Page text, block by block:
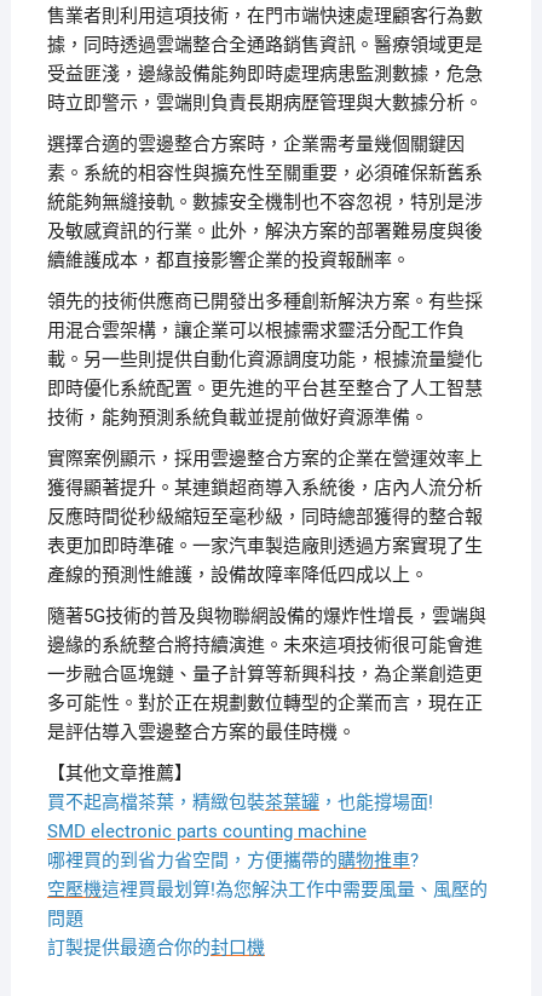
售業者則利用這項技術，在門市端快速處理顧客行為數
據，同時透過雲端整合全通路銷售資訊。醫療領域更是
受益匪淺，邊緣設備能夠即時處理病患監測數據，危急
時立即警示，雲端則負責長期病歷管理與大數據分析。
選擇合適的雲邊整合方案時，企業需考量幾個關鍵因
素。系統的相容性與擴充性至關重要，必須確保新舊系
統能夠無縫接軌。數據安全機制也不容忽視，特別是涉
及敏感資訊的行業。此外，解決方案的部署難易度與後
續維護成本，都直接影響企業的投資報酬率。
領先的技術供應商已開發出多種創新解決方案。有些採
用混合雲架構，讓企業可以根據需求靈活分配工作負
載。另一些則提供自動化資源調度功能，根據流量變化
即時優化系統配置。更先進的平台甚至整合了人工智慧
技術，能夠預測系統負載並提前做好資源準備。
實際案例顯示，採用雲邊整合方案的企業在營運效率上
獲得顯著提升。某連鎖超商導入系統後，店內人流分析
反應時間從秒級縮短至毫秒級，同時總部獲得的整合報
表更加即時準確。一家汽車製造廠則透過方案實現了生
產線的預測性維護，設備故障率降低四成以上。
隨著5G技術的普及與物聯網設備的爆炸性增長，雲端與
邊緣的系統整合將持續演進。未來這項技術很可能會進
一步融合區塊鏈、量子計算等新興科技，為企業創造更
多可能性。對於正在規劃數位轉型的企業而言，現在正
是評估導入雲邊整合方案的最佳時機。
【其他文章推薦】
買不起高檔茶葉，精緻包裝茶葉罐，也能撐場面!
SMD electronic parts counting machine
哪裡買的到省力省空間，方便攜帶的購物推車?
空壓機這裡買最划算!為您解決工作中需要風量、風壓的
問題
訂製提供最適合你的封口機